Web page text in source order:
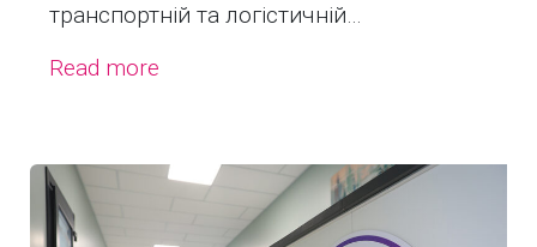
транспортній та логістичній…
Read more